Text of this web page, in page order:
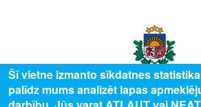
Šī vietne izmanto sīkdatnes
palīdz mums analizēt lapas